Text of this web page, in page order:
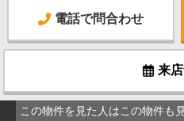
電話で問合わせ
来
この物件を見た人はこの物件も